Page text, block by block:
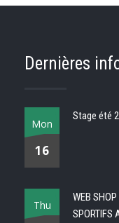
Dernières
Mon
16
Stage été
Thu
WEB
SPORTIFS